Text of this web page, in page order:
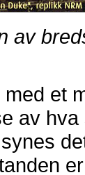
av
et
av